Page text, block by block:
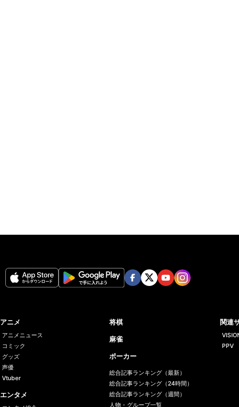
アニメ
アニメニュース
コミック
グッズ
声優
Vtuber
エンタメ
将棋
麻雀
ポーカー
総合記事ランキング（最新）
総合記事ランキング（24時間）
総合記事ランキング（週間）
人物・グループ一覧
関連
PPV